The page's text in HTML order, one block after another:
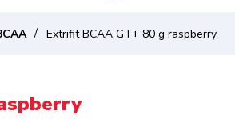
Extrifit BCAA GT+ 80 g raspberry